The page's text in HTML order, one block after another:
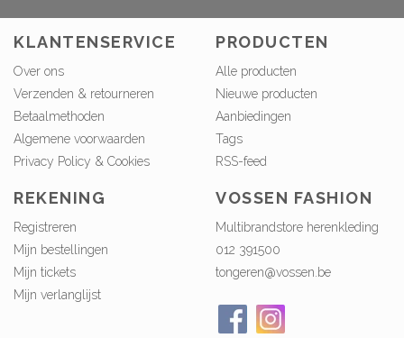
KLANTENSERVICE
Over ons
Verzenden & retourneren
Betaalmethoden
Algemene voorwaarden
Privacy Policy & Cookies
PRODUCTEN
Alle producten
Nieuwe producten
Aanbiedingen
Tags
RSS-feed
REKENING
Registreren
Mijn bestellingen
Mijn tickets
Mijn verlanglijst
VOSSEN FASHION
Multibrandstore herenkleding
012 391500
tongeren@vossen.be